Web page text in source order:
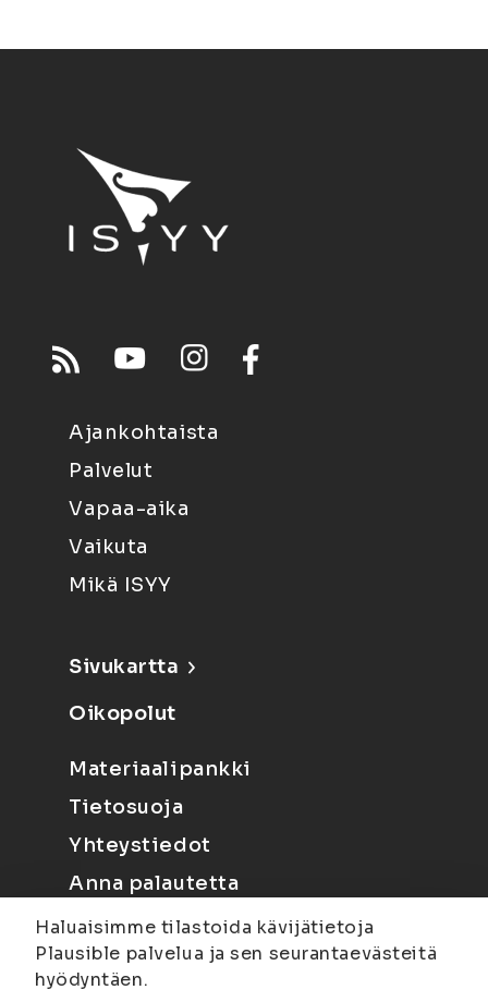
Ajankohtaista
Palvelut
Vapaa-aika
Vaikuta
Mikä ISYY
Sivukartta
Oikopolut
Materiaalipankki
Tietosuoja
Yhteystiedot
Anna palautetta
Haluaisimme tilastoida kävijätietoja
Plausible palvelua ja sen seurantaevästeitä
hyödyntäen.